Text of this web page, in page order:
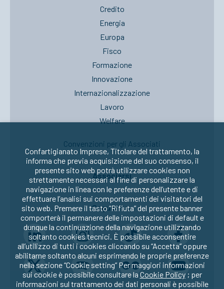
Credito
Energia
Europa
Fisco
Formazione
Innovazione
Internazionalizzazione
Lavoro
Welfare
Convenzioni per gli Associati
Associarsi
Seguici su:
Confartigianato Imprese, Titolare del trattamento, la
informa che previa acquisizione del suo consenso, il
presente sito web potrà utilizzare cookies non
strettamente necessari al fine di personalizzare la
navigazione in linea con le preferenze dell’utente e di
effettuare l’analisi sui comportamenti dei visitatori del
sito web. Premere il tasto “Rifiuta” del presente banner
comporterà il permanere delle impostazioni di default e
dunque la continuazione della navigazione utilizzando
soltanto cookies tecnici. È possibile acconsentire
all’utilizzo di tutti i cookies cliccando su “Accetta” oppure
abilitarne soltanto alcuni esprimendo le proprie preferenze
nella sezione “Cookie setting” Per maggiori informazioni
sui cookie è possibile consultare la Cookie Policy; per
informazioni sul trattamento dei dati personali è possibile